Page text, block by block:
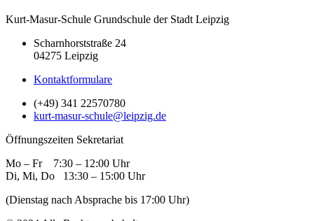
Kurt-Masur-Schule Grundschule der Stadt Leipzig
Scharnhorststraße 24
04275 Leipzig
Kontaktformulare
(+49) 341 22570780
kurt-masur-schule@leipzig.de
Öffnungszeiten Sekretariat
Mo – Fr 7:30 – 12:00 Uhr
Di, Mi, Do 13:30 – 15:00 Uhr
(Dienstag nach Absprache bis 17:00 Uhr)